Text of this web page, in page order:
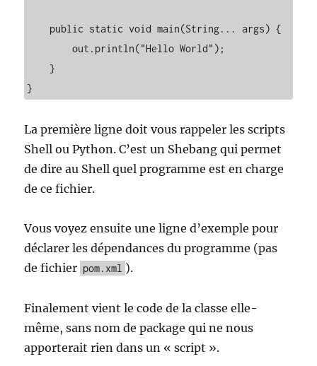
        out.println("Hello World");
    }
}
La première ligne doit vous rappeler les scripts
Shell ou Python. C’est un Shebang qui permet
de dire au Shell quel programme est en charge
de ce fichier.
Vous voyez ensuite une ligne d’exemple pour
déclarer les dépendances du programme (pas
de fichier pom.xml ).
Finalement vient le code de la classe elle-
même, sans nom de package qui ne nous
apporterait rien dans un « script ».